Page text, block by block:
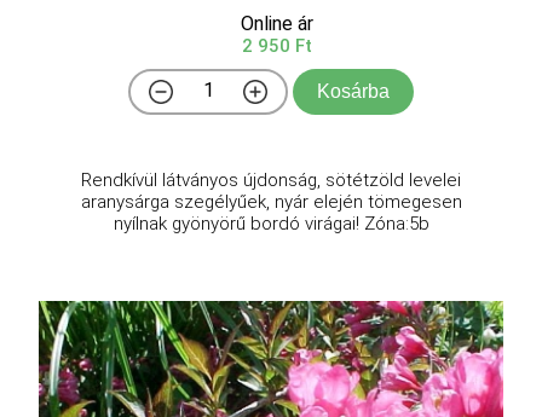
Online ár
2 950 Ft
Kosárba
Rendkívül látványos újdonság, sötétzöld levelei
aranysárga szegélyűek, nyár elején tömegesen
nyílnak gyönyörű bordó virágai! Zóna:5b